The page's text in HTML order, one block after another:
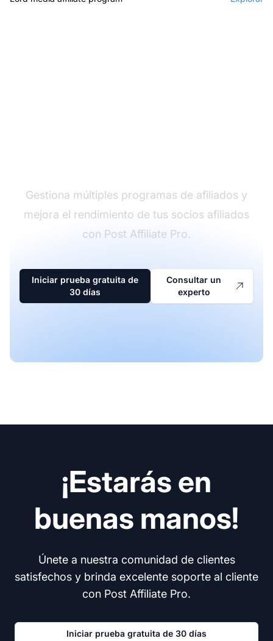
Gestiona múltiples programas de afiliados y
mejora el rendimiento de tus socios afiliados
con Post Affiliate Pro.
Iniciar prueba gratuita de
30 días
Consultar un
experto
¡Estarás en
buenas manos!
Únete a nuestra comunidad de clientes
satisfechos y brinda excelente soporte al cliente
con Post Affiliate Pro.
Iniciar prueba gratuita de 30 días